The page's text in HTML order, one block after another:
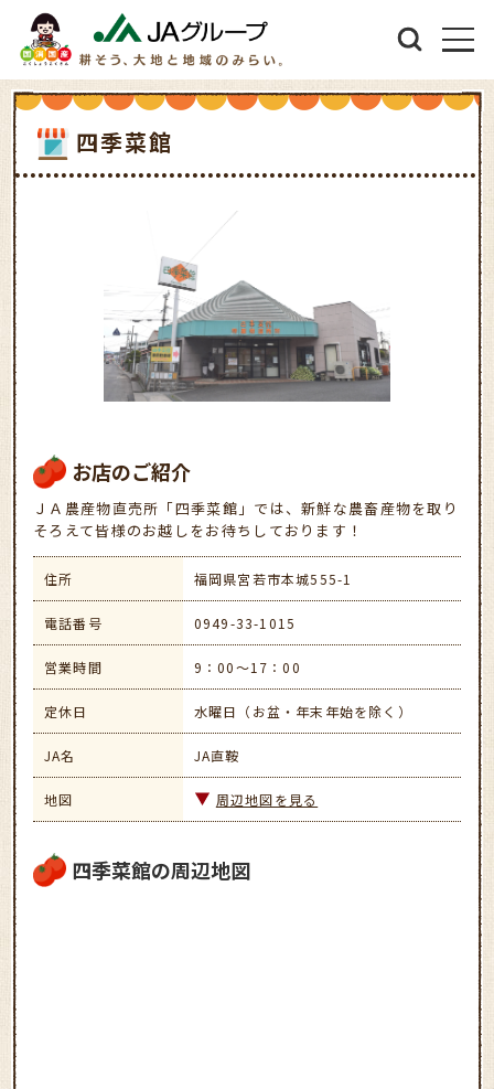
四季菜館
お店のご紹介
ＪＡ農産物直売所「四季菜館」では、新鮮な農畜産物を取り
そろえて皆様のお越しをお待ちしております！
住所 福岡県宮若市本城555-1
電話番号 0949-33-1015
営業時間 9：00～17：00
定休日 水曜日（お盆・年末年始を除く）
JA名 JA直鞍
地図 周辺地図を見る
四季菜館の周辺地図